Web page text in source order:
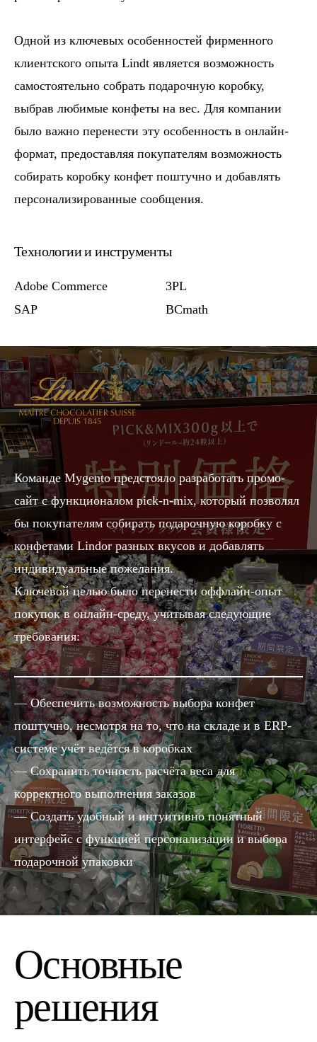
Одной из ключевых особенностей фирменного
клиентского опыта Lindt является возможность
самостоятельно собрать подарочную коробку,
выбрав любимые конфеты на вес. Для компании
было важно перенести эту особенность в онлайн-
формат, предоставляя покупателям возможность
собирать коробку конфет поштучно и добавлять
персонализированные сообщения.
Технологии и инструменты
Adobe Commerce
SAP
3PL
BCmath
Команде Mygento предстояло разработать промо-
сайт с функционалом pick-n-mix, который позволял
бы покупателям собирать подарочную коробку с
конфетами Lindor разных вкусов и добавлять
индивидуальные пожелания.
Ключевой целью было перенести оффлайн-опыт
покупок в онлайн-среду, учитывая следующие
требования:
Обеспечить возможность выбора конфет
поштучно, несмотря на то, что на складе и в ERP-
системе учёт ведётся в коробках
Сохранить точность расчёта веса для
корректного выполнения заказов
Создать удобный и интуитивно понятный
интерфейс с функцией персонализации и выбора
подарочной упаковки
Основные
решения